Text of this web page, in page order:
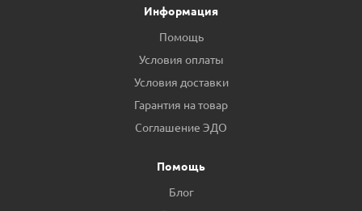
Информация
Помощь
Условия оплаты
Условия доставки
Гарантия на товар
Соглашение ЭДО
Помощь
Блог